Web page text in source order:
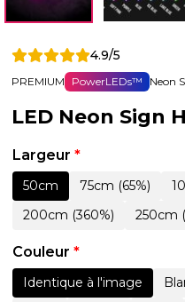
4.9/5
PREMIUM PowerLEDs™ Neon
LED Neon Sign
Largeur *
50cm 75cm (65%)
200cm (360%)
250cm
Couleur *
Identique à l'image